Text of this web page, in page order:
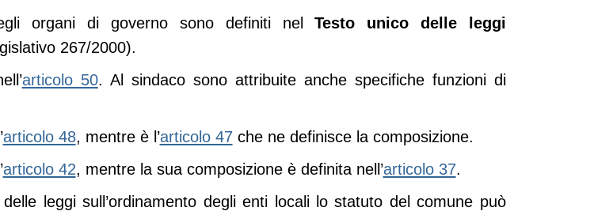
organi di governo sono definiti nelTesto unico delle leggi
267/2000).
articolo 50(apre in un'altra scheda).
. Al sindaco sono attribuite anche specifiche funzioni di
in un'altra scheda).
articolo 48(apre in un'altra scheda).
, mentre è l’articolo 47(apre in un'altra scheda).
che ne definisce la composizione.
articolo 42(apre in un'altra scheda).
, mentre la sua composizione è definita nell’articolo 37(apre in un'altra
.
leggi sull’ordinamento degli enti locali lo statuto del comune può